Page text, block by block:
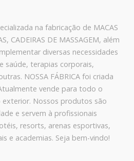
na fabricação de MACAS
CADEIRAS DE MASSAGEM, além
diversas necessidades
saúde, terapias corporais,
NOSSA FÁBRICA foi criada
vende para todo o
exterior. Nossos produtos são
e servem à profissionais
resorts, arenas esportivas,
e academias. Seja bem-vindo!